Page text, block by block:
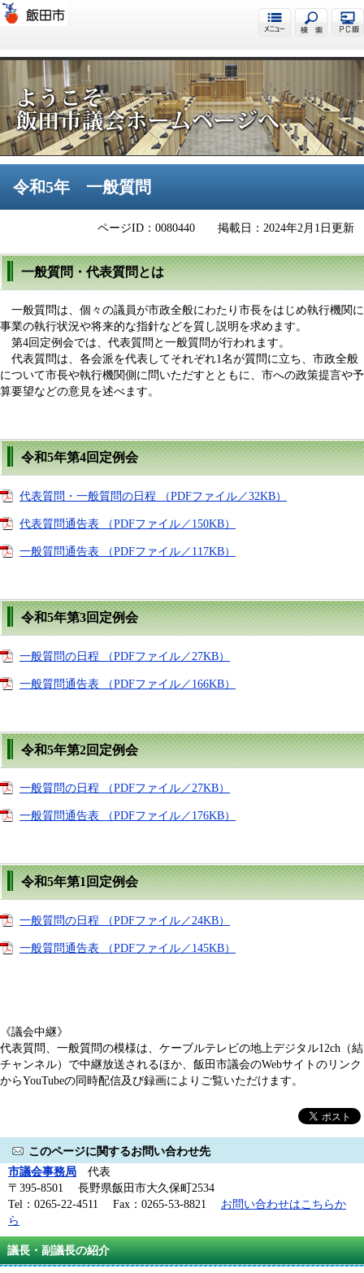
飯田市議会
令和5年 一般質問
ページID：0080440 掲載日：2024年2月1日更新
一般質問・代表質問とは
一般質問は、個々の議員が市政全般にわたり市長をはじめ執行機関に
事業の執行状況や将来的な指針などを質し説明を求めます。
第4回定例会では、代表質問と一般質問が行われます。
代表質問は、各会派を代表してそれぞれ1名が質問に立ち、市政全般
について市長や執行機関側に問いただすとともに、市への政策提言や予
算要望などの意見を述べます。
令和5年第4回定例会
代表質問・一般質問の日程 （PDFファイル／32KB）
代表質問通告表 （PDFファイル／150KB）
一般質問通告表 （PDFファイル／117KB）
令和5年第3回定例会
一般質問の日程 （PDFファイル／27KB）
一般質問通告表 （PDFファイル／166KB）
令和5年第2回定例会
一般質問の日程 （PDFファイル／27KB）
一般質問通告表 （PDFファイル／176KB）
令和5年第1回定例会
一般質問の日程 （PDFファイル／24KB）
一般質問通告表 （PDFファイル／145KB）
《議会中継》
代表質問、一般質問の模様は、ケーブルテレビの地上デジタル12ch（結
チャンネル）で中継放送されるほか、飯田市議会のWebサイトのリンク
からYouTubeの同時配信及び録画によりご覧いただけます。
このページに関するお問い合わせ先
市議会事務局 代表
〒395-8501 長野県飯田市大久保町2534
Tel：0265-22-4511 Fax：0265-53-8821 お問い合わせはこちらか
ら
議長・副議長の紹介